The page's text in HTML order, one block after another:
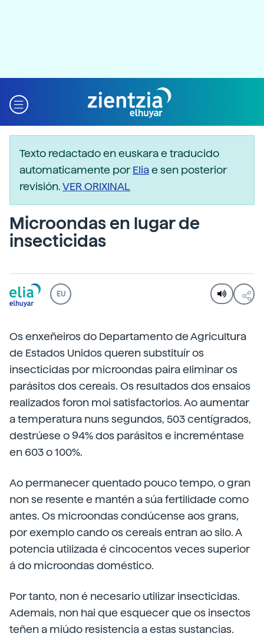
Texto redactado en euskara e traducido
automaticamente porEliae sen posterior
revisión.VER ORIXINAL
Microondas en lugar de
insecticidas
EU
Os enxeñeiros do Departamento de Agricultura
de Estados Unidos queren substituír os
insecticidas por microondas paira eliminar os
parásitos dos cereais. Os resultados dos ensaios
realizados foron moi satisfactorios. Ao aumentar
a temperatura nuns segundos, 503 centígrados,
destrúese o 94% dos parásitos e increméntase
en 603 o 100%.
Ao permanecer quentado pouco tempo, o gran
non se resente e mantén a súa fertilidade como
antes. Os microondas condúcense aos grans,
por exemplo cando os cereais entran ao silo. A
potencia utilizada é cincocentos veces superior
á do microondas doméstico.
Por tanto, non é necesario utilizar insecticidas.
Ademais, non hai que esquecer que os insectos
teñen a miúdo resistencia a estas sustancias.